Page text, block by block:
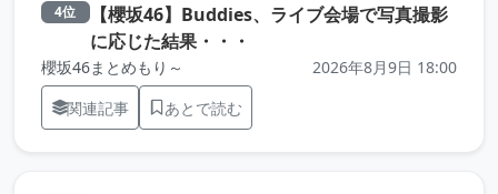
4位
【櫻坂46】Buddies、ライブ会場で写真撮影
に応じた結果・・・
櫻坂46まとめもり～
2026年8月9日 18:00
関連記事
あとで読む